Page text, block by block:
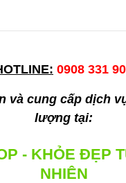
0908 331
và cung cấp dịch
lượng tại:
- KHỎE ĐẸP
NHIÊN